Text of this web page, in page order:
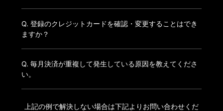
Q. 登録のクレジットカードを確認・変更することはでき
ますか？
Q. 毎月決済が重複して発生している原因を教えてくださ
い。
上記の例で解決しない場合は下記よりお問い合わせくだ